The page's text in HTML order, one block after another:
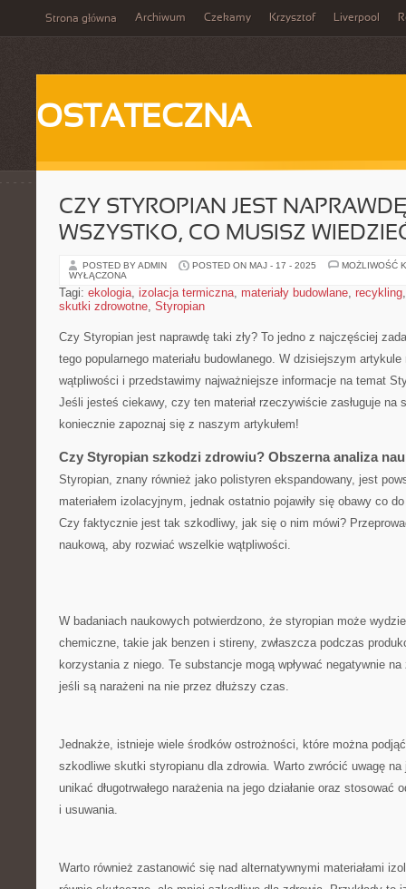
Strona główna Archiwum Czekamy Krzysztof Liverpool
OSTATECZNA
CZY STYROPIAN JEST
WSZYSTKO, CO MUSISZ
POSTED BY ADMIN POSTED ON MAJ - 17 - 2025
MOŻLIWOŚĆ
WYŁĄCZONA
Tagi: ekologia, izolacja termiczna, materiały budowlane, recykling
skutki zdrowotne, Styropian
Czy Styropian jest‌ naprawdę ​taki zły? To jedno z najczęściej
tego popularnego materiału budowlanego. W​ dzisiejszym
wątpliwości i przedstawimy najważniejsze informacje na temat
Jeśli jesteś ciekawy,⁣ czy ​ten materiał rzeczywiście zasługuje na
koniecznie zapoznaj się z naszym artykułem!
Czy Styropian szkodzi ‍zdrowiu? Obszerna ⁢analiza
Styropian,⁤ znany również ‍jako polistyren ekspandowany, jest
materiałem izolacyjnym, jednak ostatnio pojawiły się obawy‍ co
Czy faktycznie ​jest tak​ szkodliwy, ⁤jak się o nim mówi?
naukową, aby rozwiać wszelkie wątpliwości.
W​ badaniach naukowych potwierdzono, że​ styropian może
chemiczne,‌ takie jak benzen​ i stireny, zwłaszcza podczas
korzystania⁢ z niego. Te substancje mogą wpływać negatywnie
jeśli są ⁤narażeni na nie przez dłuższy czas.
Jednakże, istnieje wiele środków ostrożności, które można
szkodliwe skutki styropianu dla zdrowia. Warto zwrócić uwagę na
unikać długotrwałego narażenia na‍ jego działanie⁢ oraz stosować‌
i usuwania.
Warto również zastanowić się nad alternatywnymi materiałami